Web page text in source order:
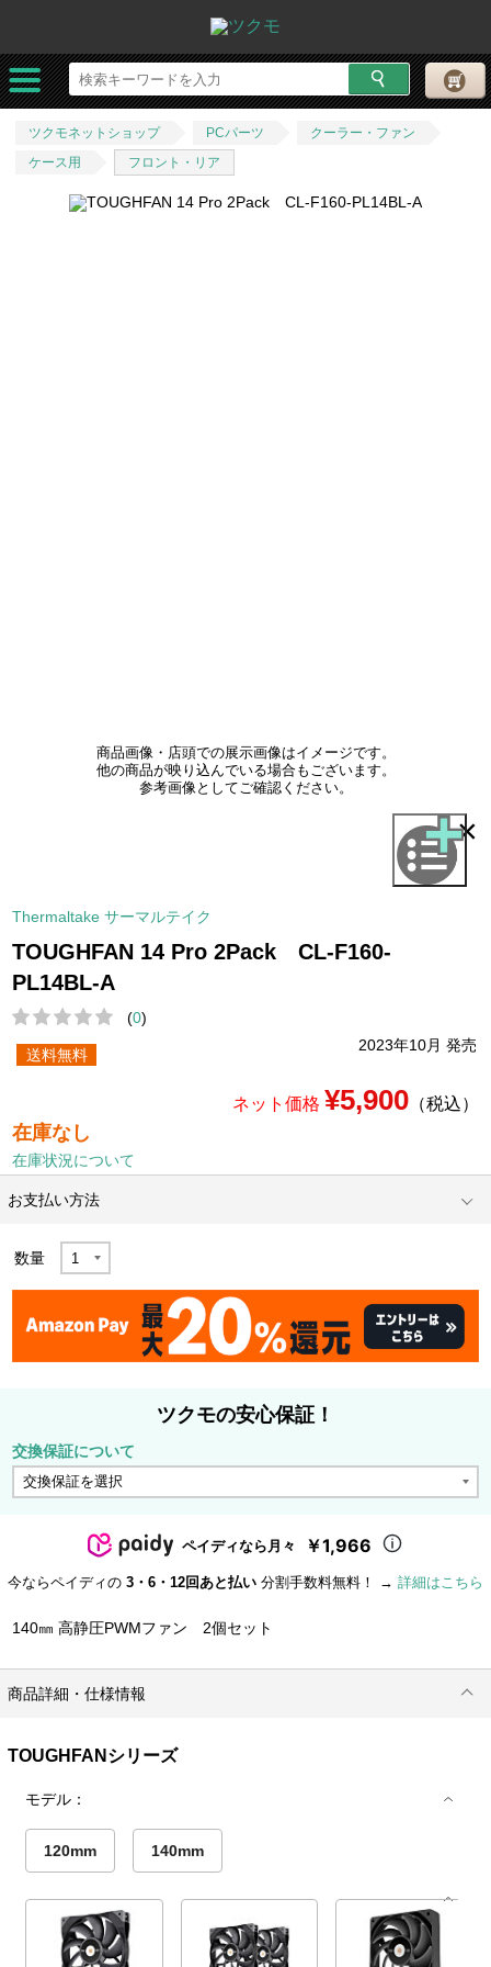
ツクモネットショップ PCパーツ
クーラー・ファン
ケース用
フロント・リア
商品画像・店頭での展示画像はイメージです。
他の商品が映り込んでいる場合もございます。
参考画像としてご確認ください。
×
Thermaltake サーマルテイク
TOUGHFAN 14 Pro 2Pack CL-F160-
PL14BL-A
(0)
2023年10月 発売
送料無料
ネット価格 ¥5,900（税込）
在庫なし
在庫状況について
お支払い方法
数量
ツクモの安心保証！
交換保証について
ペイディなら月々 ￥1,966
今ならペイディの 3・6・12回あと払い 分割手数料無料！ → 詳細はこちら
140㎜ 高静圧PWMファン 2個セット
商品詳細・仕様情報
TOUGHFANシリーズ
モデル：
120mm 140mm